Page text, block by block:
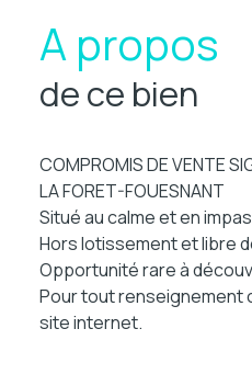
A propos
de ce bien
COMPROMIS DE VENTE
LA FORET-FOUESNANT
Situé au calme et en
Hors lotissement et libre
Opportunité rare à
Pour tout renseignement
site internet.